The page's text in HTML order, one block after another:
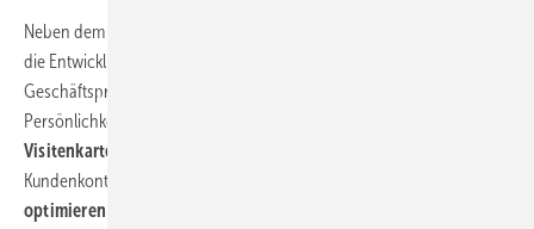
Neben dem technischen Know-how legt der Hersteller auch Wert auf
die Entwicklung von Soft Skills und die Optimierung von
Geschäftsprozessen. Das Programm beinhaltet
Persönlichkeitstrainings wie „
Visitenkarte des Unternehmens
Kundenkontakt stärken soll. Ein neuer Workshop, „
optimieren – Prozessautomatisierung und KI sicher nutzen